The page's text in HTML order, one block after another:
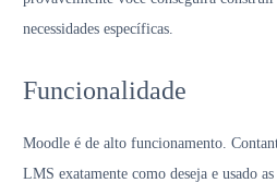
necessidades específicas.
Funcionalidade
Moodle é de alto funcionamento.
LMS exatamente como deseja e usado